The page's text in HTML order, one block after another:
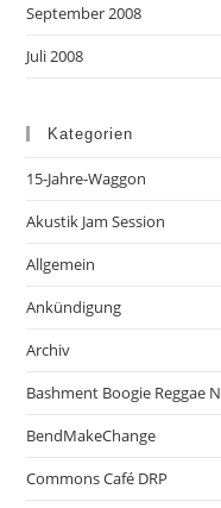
September 2008
Juli 2008
Kategorien
15-Jahre-Waggon
Akustik Jam Session
Allgemein
Ankündigung
Archiv
Bashment Boogie Reggae
BendMakeChange
Commons Café DRP